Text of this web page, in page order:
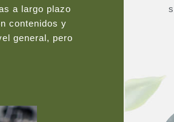
a largo plazo
contenidos y
general, pero